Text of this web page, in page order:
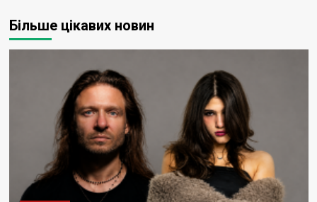
Більше цікавих новин